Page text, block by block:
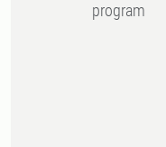
program